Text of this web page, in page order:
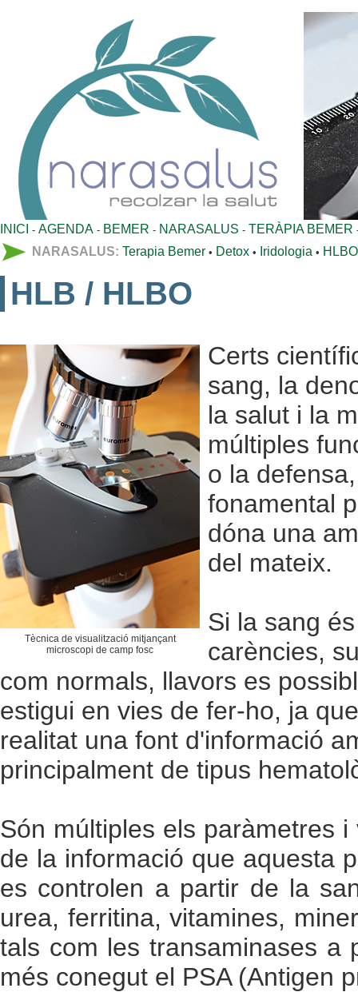
INICI - AGENDA - BEMER - NARASALUS - TERÀPIA BEMER
NARASALUS: Terapia Bemer • Detox • Iridologia • HLBO
HLB / HLBO
Tècnica de visualització mitjançant
microscopi de camp fosc
Certs
sang, la
la salut i la
múltiples
o la
fonamental
dóna una
del mateix.
Si la sang
carències,
com normals, llavors es
estigui en vies de fer-ho, ja
realitat una font d'informació
principalment de tipus
Són múltiples els paràmetres
de la informació que aquesta
es controlen a partir de la
urea, ferritina, vitamines,
tals com les transaminases a
més conegut el PSA (Antigen